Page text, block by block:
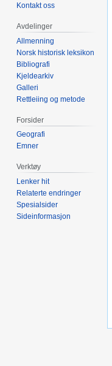
Kontakt oss
Avdelinger
Allmenning
Norsk historisk leksikon
Bibliografi
Kjeldearkiv
Galleri
Rettleiing og metode
Forsider
Geografi
Emner
Verktøy
Lenker hit
Relaterte endringer
Spesialsider
Sideinformasjon